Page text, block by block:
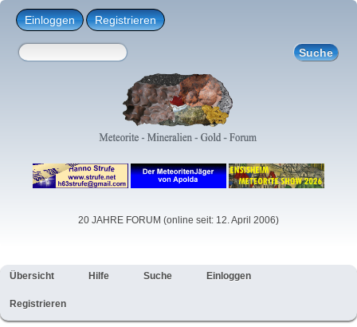
Einloggen Registrieren
20 JAHRE FORUM (online seit: 12. April 2006)
Übersicht Hilfe Suche Einloggen
Registrieren